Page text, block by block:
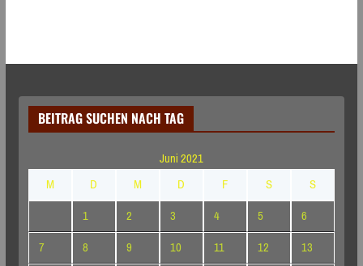
BEITRAG SUCHEN NACH TAG
Juni 2021
M
D M D F S
S
1
2 3 4 5
6
7
8 9 10 11 12
13